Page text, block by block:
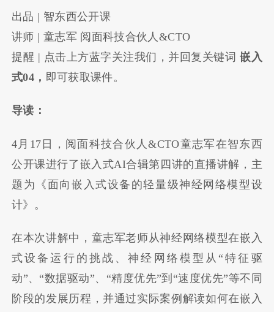
出品 | 智东西公开课
讲师 | 童志军 阅面科技合伙人&CTO
提醒 | 点击上方蓝字关注我们，并回复关键词 嵌入
式04， 即可获取课件。
导读：
4月17日，阅面科技合伙人&CTO童志军在智东西
公开课进行了嵌入式AI合辑第四讲的直播讲解，主
题为《面向嵌入式设备的轻量级神经网络模型设
计》。
在本次讲解中，童志军老师从神经网络模型在嵌入
式设备运行的挑战、神经网络模型从“特征驱
动”、“数据驱动”、“精度优先”到“速度优先”等不同
阶段的发展历程，并通过实际案例解读如何在嵌入